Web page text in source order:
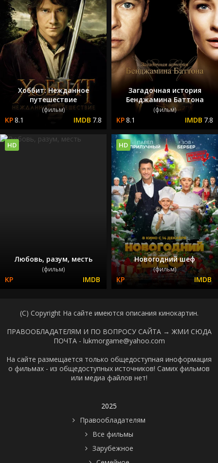
Хоббит: Нежданное
путешествие
(фильм)
8.1 7.8
Загадочная история
Бенджамина Баттона
(фильм)
8.1 7.8
Любовь, разум, месть
(фильм)
HD
Новогодний шеф
(фильм)
HD
(C) Copyright На сайте имеются описания кинокартин.
ПРАВООБЛАДАТЕЛЯМ И ПО ВОПРОСУ САЙТА → ЖМИ СЮДА
ПОЧТА - lukmorgame@yahoo.com
На сайте размещается только общедоступная иноформация
о фильмах - из общедоступных источников! Самих фильмов
или медиа файлов нет!
2025
Правообладателям
Все фильмы
Зарубежное